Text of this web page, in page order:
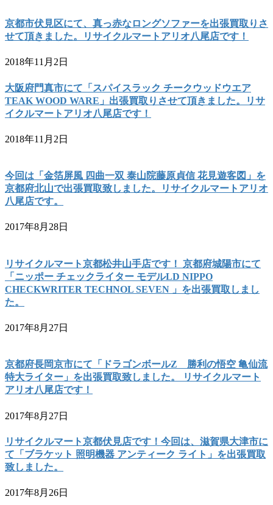
京都市伏見区にて、真っ赤なロングソファーを出張買取りさ
せて頂きました。リサイクルマートアリオ八尾店です！
2018年11月2日
大阪府門真市にて「スパイスラック チークウッドウエア
TEAK WOOD WARE」出張買取りさせて頂きました。リサ
イクルマートアリオ八尾店です！
2018年11月2日
今回は「金箔屏風 四曲一双 泰山院藤原貞信 花見遊客図」を
京都府北山で出張買取致しました。リサイクルマートアリオ
八尾店です。
2017年8月28日
リサイクルマート京都松井山手店です！ 京都府城陽市にて
「ニッポー チェックライター モデルLD NIPPO
CHECKWRITER TECHNOL SEVEN 」を出張買取しまし
た。
2017年8月27日
京都府長岡京市にて「ドラゴンボールZ 勝利の悟空 亀仙流
特大ライター」を出張買取致しました。 リサイクルマート
アリオ八尾店です！
2017年8月27日
リサイクルマート京都伏見店です！今回は、滋賀県大津市に
て「ブラケット 照明機器 アンティーク ライト」を出張買取
致しました。
2017年8月26日